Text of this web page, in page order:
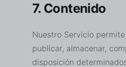
7. Contenido
Nuestro Servicio
publicar, almacenar,
disposición